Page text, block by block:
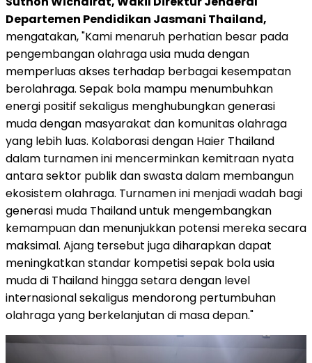
Departemen Pendidikan Jasmani Thailand,
mengatakan, "Kami menaruh perhatian besar pada
pengembangan olahraga usia muda dengan
memperluas akses terhadap berbagai kesempatan
berolahraga. Sepak bola mampu menumbuhkan
energi positif sekaligus menghubungkan generasi
muda dengan masyarakat dan komunitas olahraga
yang lebih luas. Kolaborasi dengan Haier Thailand
dalam turnamen ini mencerminkan kemitraan nyata
antara sektor publik dan swasta dalam membangun
ekosistem olahraga. Turnamen ini menjadi wadah bagi
generasi muda Thailand untuk mengembangkan
kemampuan dan menunjukkan potensi mereka secara
maksimal. Ajang tersebut juga diharapkan dapat
meningkatkan standar kompetisi sepak bola usia
muda di Thailand hingga setara dengan level
internasional sekaligus mendorong pertumbuhan
olahraga yang berkelanjutan di masa depan."